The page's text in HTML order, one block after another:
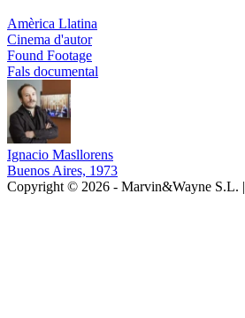
Amèrica Llatina
Cinema d'autor
Found Footage
Fals documental
Ignacio Masllorens
Buenos Aires, 1973
Copyright © 2026 - Marvin&Wayne S.L. |